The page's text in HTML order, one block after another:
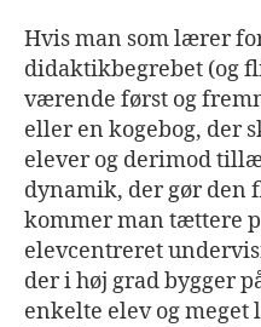
Hvis man som lærer
didaktikbegrebet (og
værende først og
eller en kogebog, der
elever og derimod
dynamik, der gør den
kommer man tættere
elevcentreret
der i høj grad bygger
enkelte elev og meget